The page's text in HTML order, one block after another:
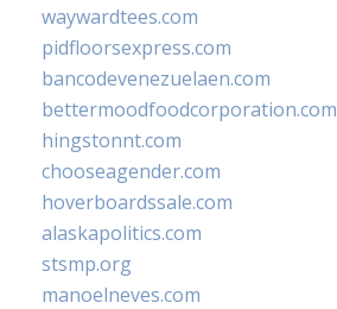
waywardtees.com
pidfloorsexpress.com
bancodevenezuelaen.com
bettermoodfoodcorporation.com
hingstonnt.com
chooseagender.com
hoverboardssale.com
alaskapolitics.com
stsmp.org
manoelneves.com